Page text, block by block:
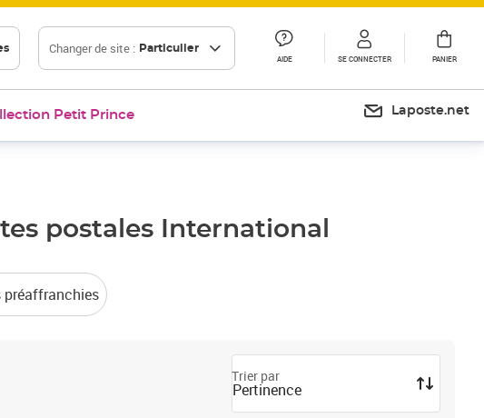
Changer de site : Particulier
AIDE SE CONNECTER PANIER
Petit Prince Laposte.net
postales International
préaffranchies
Trier par
Pertinence